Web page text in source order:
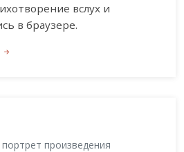
вслух и
в браузере.
произведения